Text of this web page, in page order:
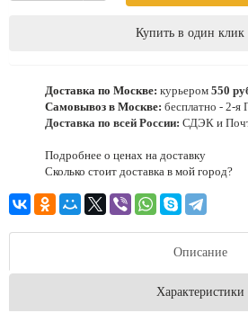
Купить в один клик
Доставка по Москве: курьером 550
Самовывоз в Москве: бесплатно - 2-я
Доставка по всей России: СДЭК и
Подробнее о ценах на доставку
Сколько стоит доставка в мой город?
Описание
Характеристики